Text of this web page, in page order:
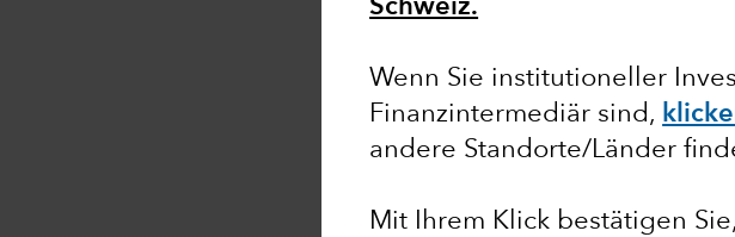
Schweiz.
Wenn Sie institutioneller
Finanzintermediär sind,
andere Standorte/Länder
Mit Ihrem Klick bestätigen